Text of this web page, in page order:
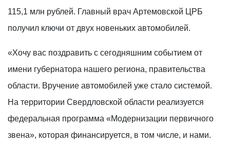
115,1 млн рублей. Главный врач Артемовской ЦРБ
получил ключи от двух новеньких автомобилей.
«Хочу вас поздравить с сегодняшним событием от
имени губернатора нашего региона, правительства
области. Вручение автомобилей уже стало системой.
На территории Свердловской области реализуется
федеральная программа «Модернизации первичного
звена», которая финансируется, в том числе, и нами.